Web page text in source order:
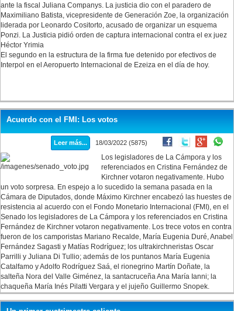
ante la fiscal Juliana Companys. La justicia dio con el paradero de
Maximiliano Batista, vicepresidente de Generación Zoe, la organización
liderada por Leonardo Cositorto, acusado de organizar un esquema
Ponzi. La Justicia pidió orden de captura internacional contra el ex juez
Héctor Yrimia
El segundo en la estructura de la firma fue detenido por efectivos de
Interpol en el Aeropuerto Internacional de Ezeiza en el día de hoy.
Acuerdo con el FMI: Los votos
Leer más... 18/03/2022 (5875)
Los legisladores de La Cámpora y los
referenciados en Cristina Fernández de
Kirchner votaron negativamente. Hubo
un voto sorpresa. En espejo a lo sucedido la semana pasada en la
Cámara de Diputados, donde Máximo Kirchner encabezó las huestes de
resistencia al acuerdo con el Fondo Monetario Internacional (FMI), en el
Senado los legisladores de La Cámpora y los referenciados en Cristina
Fernández de Kirchner votaron negativamente. Los trece votos en contra
fueron de los camporistas Mariano Recalde, María Eugenia Duré, Anabel
Fernández Sagasti y Matías Rodríguez; los ultrakirchneristas Oscar
Parrilli y Juliana Di Tullio; además de los puntanos María Eugenia
Catalfamo y Adolfo Rodríguez Saá, el rionegrino Martín Doñate, la
salteña Nora del Valle Giménez, la santacruceña Ana María Ianni; la
chaqueña María Inés Pilatti Vergara y el jujeño Guillermo Snopek.